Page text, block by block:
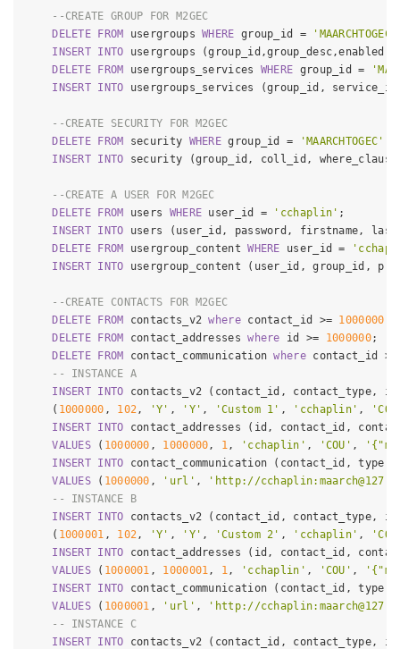
--CREATE GROUP FOR M2GEC
DELETE
FROM usergroups WHERE group_id = 'MAARCHTOGEC'
INSERT INTO usergroups (group_id,group_desc,enabled)
DELETE
FROM usergroups_services WHERE group_id =
INSERT INTO usergroups_services (group_id,
--CREATE SECURITY FOR M2GEC
DELETE
FROM security WHERE group_id = 'MAARCHTOGEC'
INSERT INTO security (group_id, coll_id, where_clause,
--CREATE A USER FOR M2GEC
DELETE
FROM users WHERE user_id = 'cchaplin' ;
INSERT INTO users (user_id, password, firstname,
DELETE
FROM usergroup_content WHERE user_id =
INSERT INTO usergroup_content (user_id, group_id,
--CREATE CONTACTS FOR M2GEC
DELETE
FROM contacts_v2 where contact_id >= 1000000
DELETE
FROM contact_addresses where id >= 1000000;
DELETE
FROM contact_communication where contact_id >=
-- INSTANCE A
INSERT INTO contacts_v2 (contact_id, contact_type,
    (
1000000 , 102, 'Y' , 'Y' , 'Custom 1' , 'cchaplin' ,
INSERT INTO contact_addresses (id, contact_id,
VALUES ( 1000000 , 1000000, 1, 'cchaplin' , 'COU' ,
INSERT INTO contact_communication (contact_id, type,
VALUES ( 1000000 , 'url' ,
'http://
-- INSTANCE B
INSERT INTO contacts_v2 (contact_id, contact_type,
    (
1000001 , 102, 'Y' , 'Y' , 'Custom 2' , 'cchaplin' ,
INSERT INTO contact_addresses (id, contact_id,
VALUES ( 1000001 , 1000001, 1, 'cchaplin' , 'COU' ,
INSERT INTO contact_communication (contact_id, type,
VALUES ( 1000001 , 'url' ,
'http://
-- INSTANCE C
INSERT INTO contacts_v2 (contact_id, contact_type,